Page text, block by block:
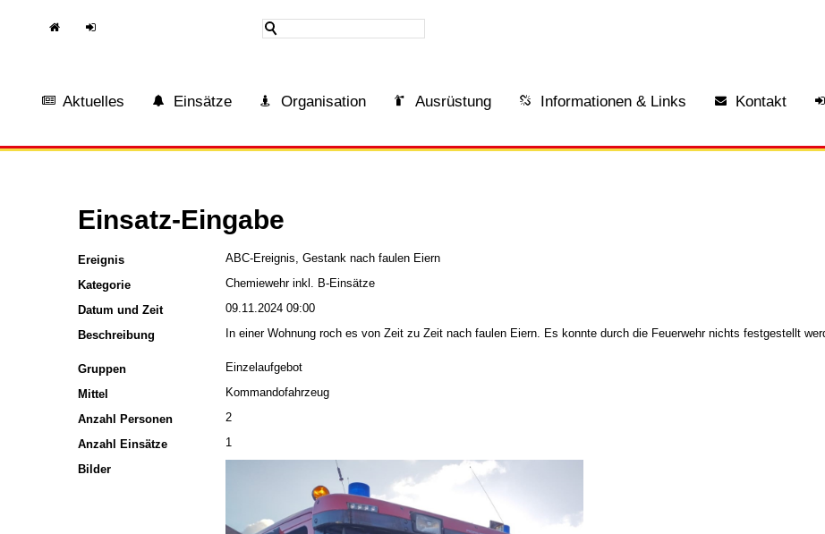
Aktuelles Einsätze Organisation Ausrüstung Informationen & Links Kontakt
Einsatz-Eingabe
Ereignis
ABC-Ereignis, Gestank nach faulen Eiern
Kategorie
Chemiewehr inkl. B-Einsätze
Datum und Zeit
09.11.2024 09:00
Beschreibung
In einer Wohnung roch es von Zeit zu Zeit nach faulen Eiern. Es konnte durch die Feuerwehr nichts festgestellt
Gruppen
Einzelaufgebot
Mittel
Kommandofahrzeug
Anzahl Personen
2
Anzahl Einsätze
1
Bilder